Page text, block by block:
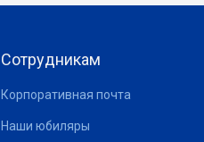
Сотрудникам
Корпоративная почта
Наши юбиляры